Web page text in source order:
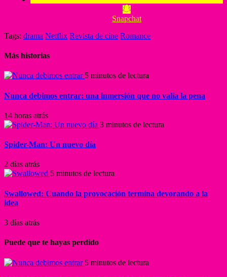
Snapchat
Tags: drama Netflix Revista de cine Romance
Más historias
5 minutos de lectura
Nunca debimos entrar: una inmersión que no valía la pena
14 horas atrás
3 minutos de lectura
Spider-Man: Un nuevo día
2 días atrás
5 minutos de lectura
Swallowed: Cuando la provocación termina devorando a la
idea
3 días atrás
Puede que te hayas perdido
5 minutos de lectura